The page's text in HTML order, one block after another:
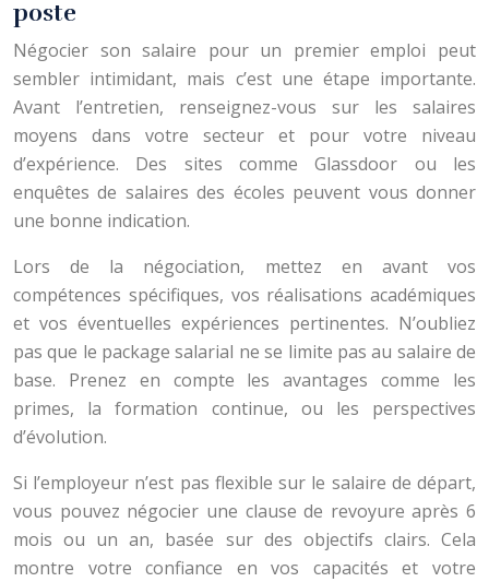
poste
Négocier son salaire pour un premier emploi peut
sembler intimidant, mais c’est une étape importante.
Avant l’entretien, renseignez-vous sur les salaires
moyens dans votre secteur et pour votre niveau
d’expérience. Des sites comme Glassdoor ou les
enquêtes de salaires des écoles peuvent vous donner
une bonne indication.
Lors de la négociation, mettez en avant vos
compétences spécifiques, vos réalisations académiques
et vos éventuelles expériences pertinentes. N’oubliez
pas que le package salarial ne se limite pas au salaire de
base. Prenez en compte les avantages comme les
primes, la formation continue, ou les perspectives
d’évolution.
Si l’employeur n’est pas flexible sur le salaire de départ,
vous pouvez négocier une clause de revoyure après 6
mois ou un an, basée sur des objectifs clairs. Cela
montre votre confiance en vos capacités et votre